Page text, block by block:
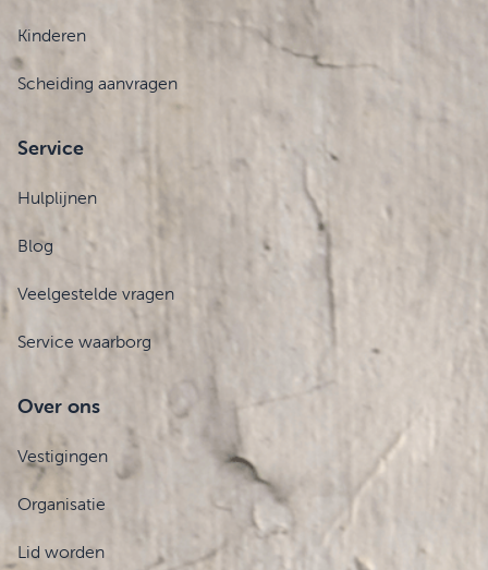
Kinderen
Scheiding aanvragen
Service
Hulplijnen
Blog
Veelgestelde vragen
Service waarborg
Over ons
Vestigingen
Organisatie
Lid worden